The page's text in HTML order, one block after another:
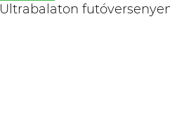
Ultrabalaton